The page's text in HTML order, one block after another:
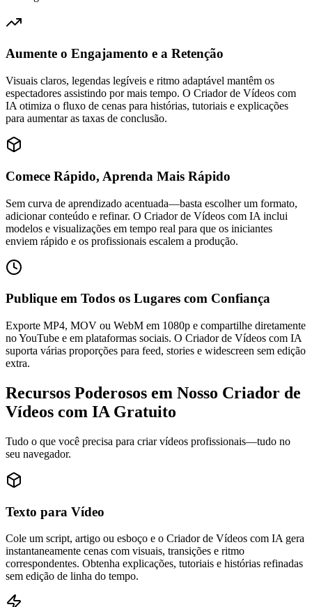
Aumente o Engajamento e a Retenção
Visuais claros, legendas legíveis e ritmo adaptável mantêm os
espectadores assistindo por mais tempo. O Criador de Vídeos com
IA otimiza o fluxo de cenas para histórias, tutoriais e explicações
para aumentar as taxas de conclusão.
Comece Rápido, Aprenda Mais Rápido
Sem curva de aprendizado acentuada—basta escolher um formato,
adicionar conteúdo e refinar. O Criador de Vídeos com IA inclui
modelos e visualizações em tempo real para que os iniciantes
enviem rápido e os profissionais escalem a produção.
Publique em Todos os Lugares com Confiança
Exporte MP4, MOV ou WebM em 1080p e compartilhe diretamente
no YouTube e em plataformas sociais. O Criador de Vídeos com IA
suporta várias proporções para feed, stories e widescreen sem edição
extra.
Recursos Poderosos em Nosso Criador de
Vídeos com IA Gratuito
Tudo o que você precisa para criar vídeos profissionais—tudo no
seu navegador.
Texto para Vídeo
Cole um script, artigo ou esboço e o Criador de Vídeos com IA gera
instantaneamente cenas com visuais, transições e ritmo
correspondentes. Obtenha explicações, tutoriais e histórias refinadas
sem edição de linha do tempo.